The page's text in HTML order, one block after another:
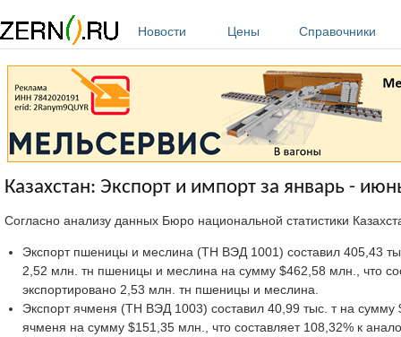
Новости
Цены Справочники
Казахстан: Экспорт и импорт за январь -
Согласно анализу данных Бюро национальной статистики
Экспорт пшеницы и меслина (ТН ВЭД 1001) составил 405,43
2,52 млн. тн пшеницы и меслина на сумму $462,58 млн., что
экспортировано 2,53 млн. тн пшеницы и меслина.
Экспорт ячменя (ТН ВЭД 1003) составил 40,99 тыс. т на сумму
ячменя на сумму $151,35 млн., что составляет 108,32% к